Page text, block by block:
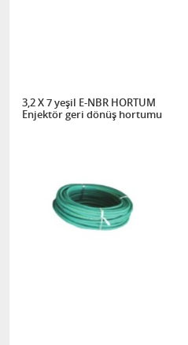
3,2 X 7 yeşil E-NBR HORTUM
Enjektör geri dönüş hortumu